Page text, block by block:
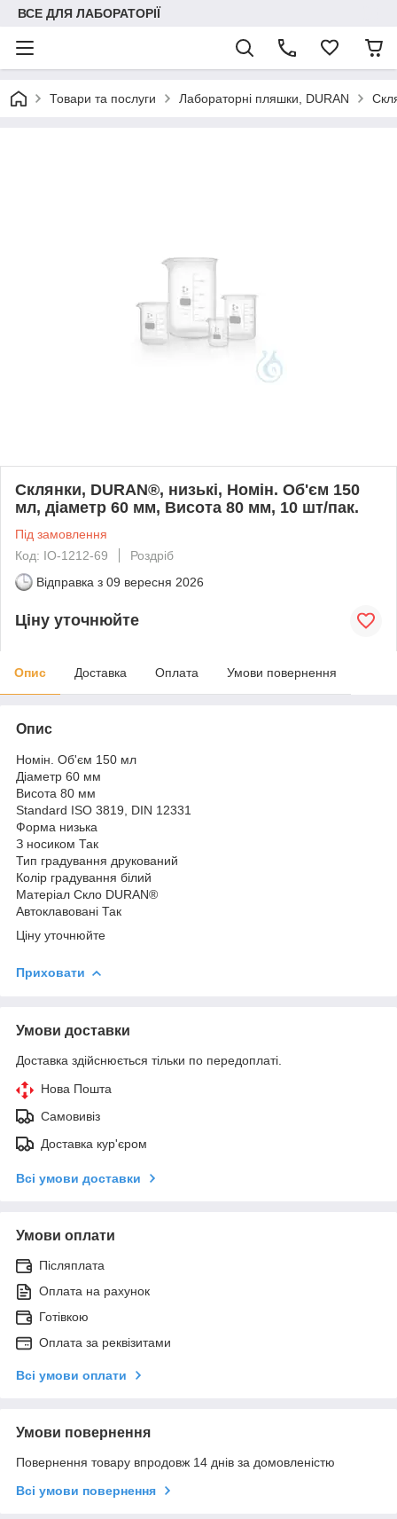
ВСЕ ДЛЯ ЛАБОРАТОРІЇ
Товари та послуги Лабораторні пляшки, DURAN
Склянки, DURAN®, низькі, Номін. Об'єм 150
мл, діаметр 60 мм, Висота 80 мм, 10 шт/пак.
Під замовлення
Код: IO-1212-69
Роздріб
Відправка з 09 вересня 2026
Ціну уточнюйте
Опис Доставка Оплата Умови повернення
Опис
Номін. Об'єм 150 мл
Діаметр 60 мм
Висота 80 мм
Standard ISO 3819, DIN 12331
Форма низька
З носиком Так
Тип градування друкований
Колір градування білий
Матеріал Скло DURAN®
Автоклавовані Так
Ціну уточнюйте
Приховати
Умови доставки
Доставка здійснюється тільки по передоплаті.
Нова Пошта
Самовивіз
Доставка кур'єром
Всі умови доставки
Умови оплати
Післяплата
Оплата на рахунок
Готівкою
Оплата за реквізитами
Всі умови оплати
Умови повернення
Повернення товару впродовж 14 днів за домовленістю
Всі умови повернення